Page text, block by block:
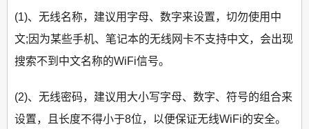
(1)、无线名称，建议用字母、数字来设置，切勿使用中
文;因为某些手机、笔记本的无线网卡不支持中文，会出现
搜索不到中文名称的WiFi信号。
(2)、无线密码，建议用大小写字母、数字、符号的组合来
设置，且长度不得小于8位，以便保证无线WiFi的安全。